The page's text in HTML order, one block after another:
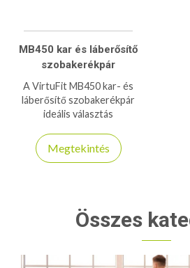
MB450 kar és láberősítő
szobakerékpár
A VirtuFit MB450 kar- és
láberősítő szobakerékpár
ideális választás
edzéshez, 12 fokozatú
elektromos ellenállással és
Megtekintés
Összes